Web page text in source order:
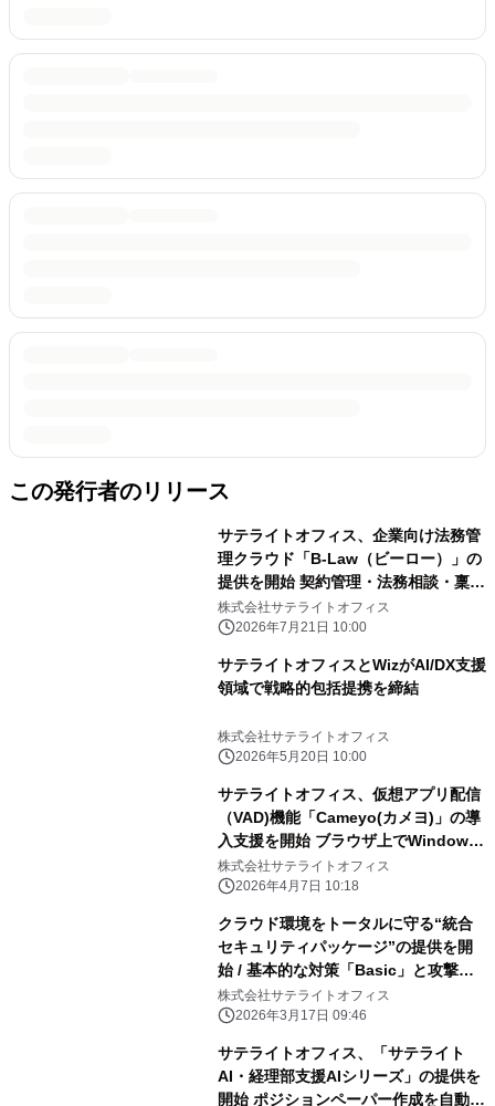
この発行者のリリース
サテライトオフィス、企業向け法務管
理クラウド「B-Law（ビーロー）」の
提供を開始 契約管理・法務相談・稟
議・社内ナレッジを一元化
株式会社サテライトオフィス
2026年7月21日 10:00
サテライトオフィスとWizがAI/DX支援
領域で戦略的包括提携を締結
株式会社サテライトオフィス
2026年5月20日 10:00
サテライトオフィス、仮想アプリ配信
（VAD)機能「Cameyo(カメヨ)」の導
入支援を開始 ブラウザ上でWindows
アプリが動作可能！
株式会社サテライトオフィス
2026年4月7日 10:18
クラウド環境をトータルに守る“統合
セキュリティパッケージ”の提供を開
始 / 基本的な対策「Basic」と攻撃対
策や訓練まで備えた「Pro」を提供 /
サービス名：サテライトオフィス/ネク
株式会社サテライトオフィス
2026年3月17日 09:46
サテライトオフィス、「サテライト
AI・経理部支援AIシリーズ」の提供を
開始 ポジションペーパー作成を自動化